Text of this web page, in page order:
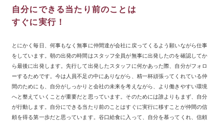
自分にできる当たり前のことは
すぐに実行！
とにかく毎日、何事もなく無事に仲間達が会社に戻ってくるよう願いながら仕事
をしています。朝の出発の時間はスタッフ全員が無事に出発したのを確認してか
ら最後に出発します。先行して出発したスタッフに何かあった際、自分がフォロ
ーするためです。今は人員不足の中にありながら、精一杯頑張ってくれている仲
間のためにも、自分がしっかりと会社の未来を考えながら、より働きやすい環境
へと整えていくことが重要だと思っています。そのためには誰よりもまず、自分
が行動します。自分にできる当たり前のことはすぐに実行に移すことが仲間の信
頼を得る第一歩だと思っています。谷口給食に入って、自分を慕ってくれ、信頼